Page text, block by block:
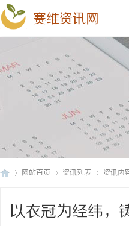
赛维资讯网
网站首页 资讯列表 资讯内
以衣冠为经纬